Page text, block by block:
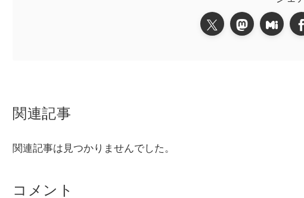
関連記事
関連記事は見つかりませんでした。
コメント